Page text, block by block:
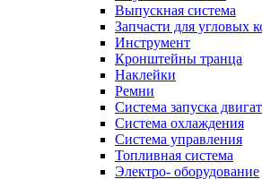
Выпускная система
Запчасти для угловых
Инструмент
Кронштейны транца
Наклейки
Ремни
Система запуска
Система охлаждения
Система управления
Топливная система
Электро- оборудование